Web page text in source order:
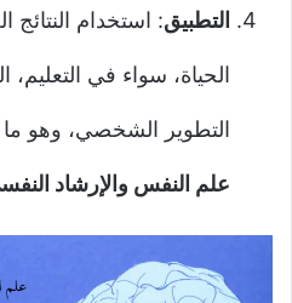
التطبيق: استخدام النتائج
الحياة، سواء في
التطوير الشخصي، وهو
علم النفس والإرشاد